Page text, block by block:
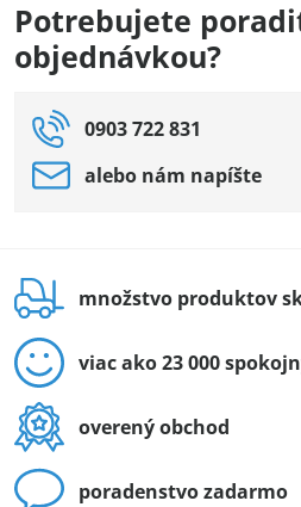
Potrebujete
objednávkou?
0903 722 831
alebo nám napíšte
množstvo produktov
viac ako 23 000
overený obchod
poradenstvo zadarmo